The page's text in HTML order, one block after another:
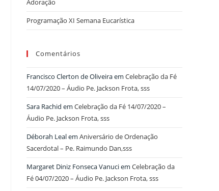
Adoração
Programação XI Semana Eucarística
Comentários
Francisco Clerton de Oliveiraem Celebração da Fé
14/07/2020 – Áudio Pe. Jackson Frota, sss
Sara Rachid em Celebração da Fé 14/07/2020 –
Áudio Pe. Jackson Frota, sss
Déborah Lealem Aniversário de Ordenação
Sacerdotal – Pe. Raimundo Dan,sss
Margaret Diniz Fonseca Vanuciem Celebração da
Fé 04/07/2020 – Áudio Pe. Jackson Frota, sss